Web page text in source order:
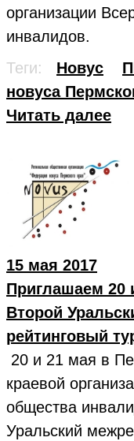
организации
инвалидов.
Теги:
Новус
новуса
Читать далее
15 мая 2017
Приглашаем 20
Второй
рейтинговый
20 и 21 мая в
краевой
общества
Уральский